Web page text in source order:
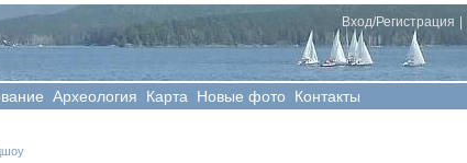
Вход/Регистрация
Археология Карта Новые фото Контакты